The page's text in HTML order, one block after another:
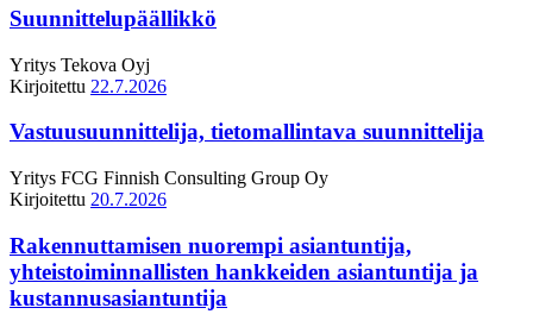
Suunnittelupäällikkö
Yritys Tekova Oyj
Kirjoitettu 22.7.2026
Vastuusuunnittelija, tietomallintava suunnittelija
Yritys FCG Finnish Consulting Group Oy
Kirjoitettu 20.7.2026
Rakennuttamisen nuorempi asiantuntija,
yhteistoiminnallisten hankkeiden asiantuntija ja
kustannusasiantuntija